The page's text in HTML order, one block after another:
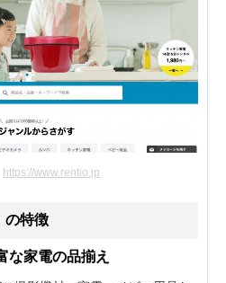
https://www.rentio.jp
の特徴
な家電の品揃え